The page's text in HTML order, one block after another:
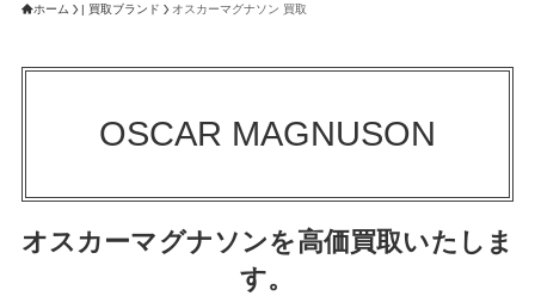
ホーム | 買取ブランド オスカーマグナソン 買取
OSCAR MAGNUSON
オスカーマグナソンを高価買取いたしま
す。